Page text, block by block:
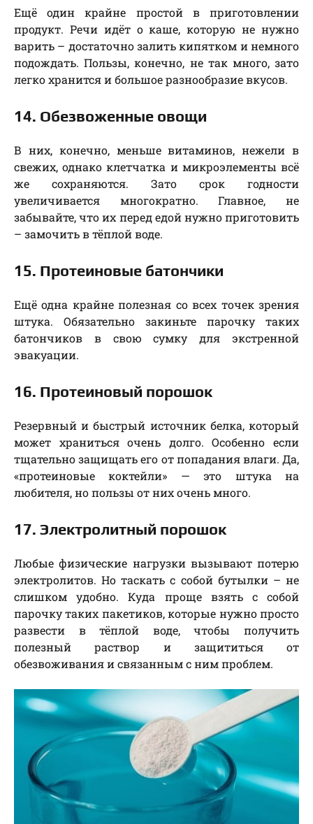
Ещё один крайне простой в приготовлении
продукт. Речи идёт о каше, которую не нужно
варить – достаточно залить кипятком и немного
подождать. Пользы, конечно, не так много, зато
легко хранится и большое разнообразие вкусов.
14. Обезвоженные овощи
В них, конечно, меньше витаминов, нежели в
свежих, однако клетчатка и микроэлементы всё
же сохраняются. Зато срок годности
увеличивается многократно. Главное, не
забывайте, что их перед едой нужно приготовить
– замочить в тёплой воде.
15. Протеиновые батончики
Ещё одна крайне полезная со всех точек зрения
штука. Обязательно закиньте парочку таких
батончиков в свою сумку для экстренной
эвакуации.
16. Протеиновый порошок
Резервный и быстрый источник белка, который
может храниться очень долго. Особенно если
тщательно защищать его от попадания влаги. Да,
«протеиновые коктейли» — это штука на
любителя, но пользы от них очень много.
17. Электролитный порошок
Любые физические нагрузки вызывают потерю
электролитов. Но таскать с собой бутылки – не
слишком удобно. Куда проще взять с собой
парочку таких пакетиков, которые нужно просто
развести в тёплой воде, чтобы получить
полезный раствор и защититься от
обезвоживания и связанным с ним проблем.